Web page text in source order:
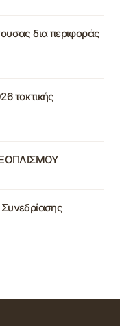
δια περιφοράς
τακτικής